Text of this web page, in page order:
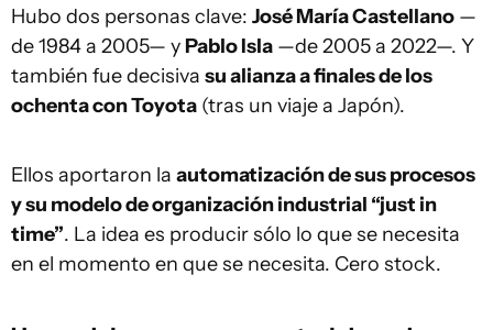
Hubo dos personas clave: José María Castellano —
de 1984 a 2005— y Pablo Isla —de 2005 a 2022—. Y
también fue decisiva su alianza a finales de los
ochenta con Toyota (tras un viaje a Japón).
Ellos aportaron la automatización de sus procesos
y su modelo de organización industrial “just in
time”. La idea es producir sólo lo que se necesita
en el momento en que se necesita. Cero stock.